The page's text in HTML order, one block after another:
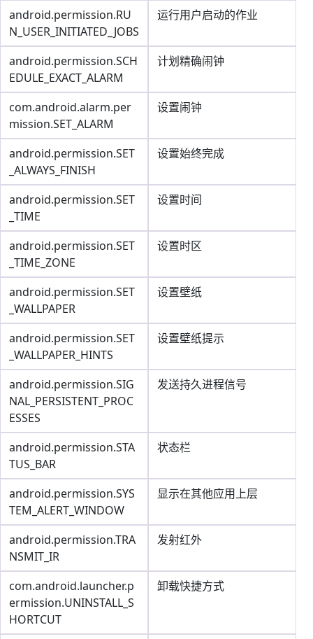
android.permission.RU
N_USER_INITIATED_JOBS
运行用户启动的作业
android.permission.SCH
EDULE_EXACT_ALARM
计划精确闹钟
com.android.alarm.per
mission.SET_ALARM
设置闹钟
android.permission.SET
_ALWAYS_FINISH
设置始终完成
android.permission.SET
_TIME
设置时间
android.permission.SET
_TIME_ZONE
设置时区
android.permission.SET
_WALLPAPER
设置壁纸
android.permission.SET
_WALLPAPER_HINTS
设置壁纸提示
android.permission.SIG
NAL_PERSISTENT_PROC
ESSES
发送持久进程信号
android.permission.STA
TUS_BAR
状态栏
android.permission.SYS
TEM_ALERT_WINDOW
显示在其他应用上层
android.permission.TRA
NSMIT_IR
发射红外
com.android.launcher.p
ermission.UNINSTALL_S
HORTCUT
卸载快捷方式